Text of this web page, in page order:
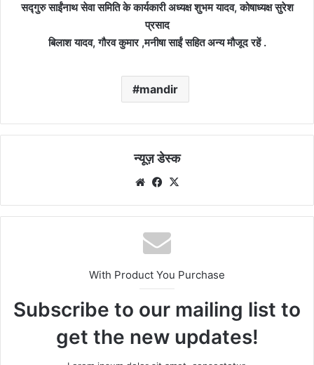
सद्गुरु साईंनाथ सेवा समिति के कार्यकारी अध्यक्ष शुभम यादव, कोषाध्यक्ष सुरेश
प्रसाद
बिलाश यादव, गौरव कुमार ,मनीषा साईं सहित अन्य मौजूद रहें .
mandir
न्यूज़ डेस्क
WebsiteFacebook
With Product You Purchase
Subscribe to our mailing list to
get the new updates!